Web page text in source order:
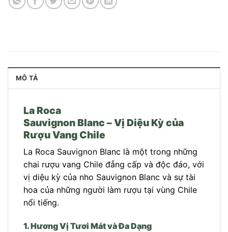
MÔ TẢ
La Roca
Sauvignon Blanc – Vị Diệu Kỳ của
Rượu Vang Chile
La Roca Sauvignon Blanc là một trong những
chai rượu vang Chile đẳng cấp và độc đáo, với
vị diệu kỳ của nho Sauvignon Blanc và sự tài
hoa của những người làm rượu tại vùng Chile
nổi tiếng.
1. Hương Vị Tươi Mát và Đa Dạng